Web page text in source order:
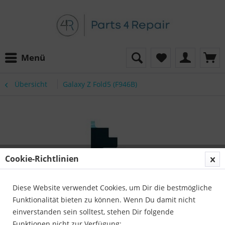
Menü
Übersicht Galaxy Z Fold5 (F946B)
Cookie-Richtlinien
Diese Website verwendet Cookies, um Dir die bestmögliche
Funktionalität bieten zu können. Wenn Du damit nicht
einverstanden sein solltest, stehen Dir folgende